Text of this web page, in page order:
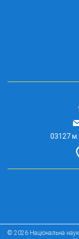
03127 м.
© 2026 Національна